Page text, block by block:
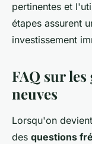
pertinentes et
étapes assurent
investissement
FAQ sur
neuves
Lorsqu'on
des questions